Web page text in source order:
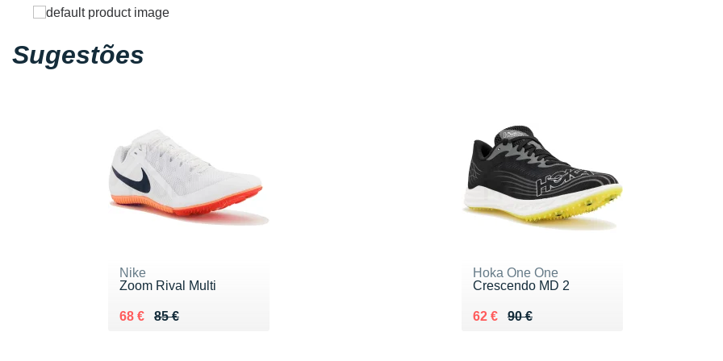
Sugestões
Nike
Zoom Rival Multi
85 €
Au lieu de 85 €
68 €
Vendu 68 €
Hoka One One
Crescendo MD 2
90 €
Au lieu de 90 €
62 €
Vendu 62 €